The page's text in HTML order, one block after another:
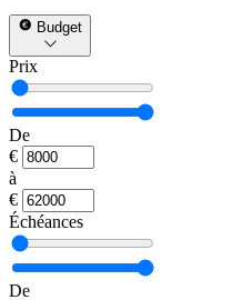
Budget
Prix
De
€
à
€
Échéances
De